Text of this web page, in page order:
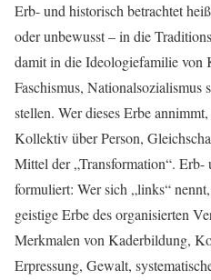
Erb- und historisch betrachtet
oder unbewusst – in die
damit in die Ideologiefamilie von
Faschismus,
stellen. Wer dieses Erbe
Kollektiv über Person,
Mittel der „Transformation“. Erb-
formuliert: Wer sich „links“
geistige Erbe des organisierten
Merkmalen von Kaderbildung,
Erpressung, Gewalt,